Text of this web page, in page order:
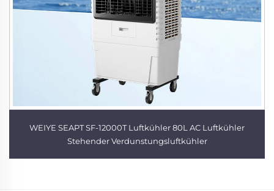
WEIYE SEAPT SF-12000T Luftkühler 80L AC Luftkühler
Stehender Verdunstungsluftkühler